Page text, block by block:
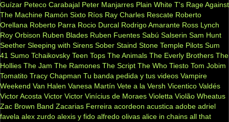
Guízar Peteco Carabajal Peter Manjarres Plain White T's Rage Against
The Machine Ramón Sixto Ríos Ray Charles Rescate Roberto
Orellana Roberto Parra Rocio Durcal Rodrigo Amarante Ross Lynch
Roy Orbison Ruben Blades Ruben Fuentes Sabú Salserin Sam Hunt
Seether Sleeping with Sirens Sober Staind Stone Temple Pilots Sum
41 Sumo Tchaikovsky Teen Tops The Animals The Everly Brothers The
Hollies The Jam The Ramones The Script The Who Tiesto Tom Jobim
Tomatito Tracy Chapman Tu banda pedida y tus videos Vampire
Weekend Van Halen Vanesa Martín Vete a la Versh Vicentico Valdés
Victor Acosta Victor Victor Vinícius de Moraes Violetta Violão Wheatus
Zac Brown Band Zacarias Ferreira acordeon acustica adobe adriel
favela alex zurdo alexis y fido alfredo olivas alice in chains all that